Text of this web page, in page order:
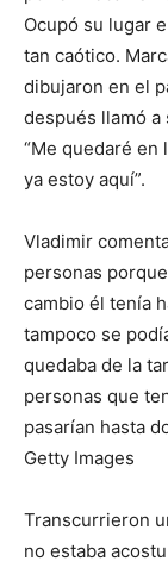
Ocupó su lugar
tan caótico.
dibujaron en el
después llamó
“Me quedaré en
ya estoy aquí”.
Vladimir
personas
cambio él tenía
tampoco se
quedaba de la
personas que
pasarían hasta
Getty Images
Transcurrieron
no estaba